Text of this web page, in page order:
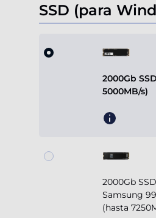
SSD (para
2000Gb
5000MB/s)
2000Gb
Samsung
(hasta